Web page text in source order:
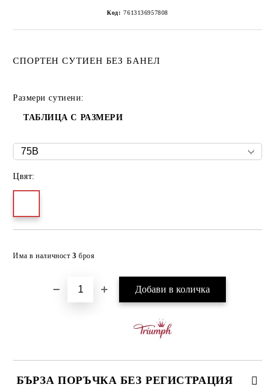
Код: 7613136957808
СПОРТЕН СУТИЕН БЕЗ БАНЕЛ
Размери сутиени:
ТАБЛИЦА С РАЗМЕРИ
Цвят:
Има в наличност 3 броя
БЪРЗА ПОРЪЧКА БЕЗ РЕГИСТРАЦИЯ